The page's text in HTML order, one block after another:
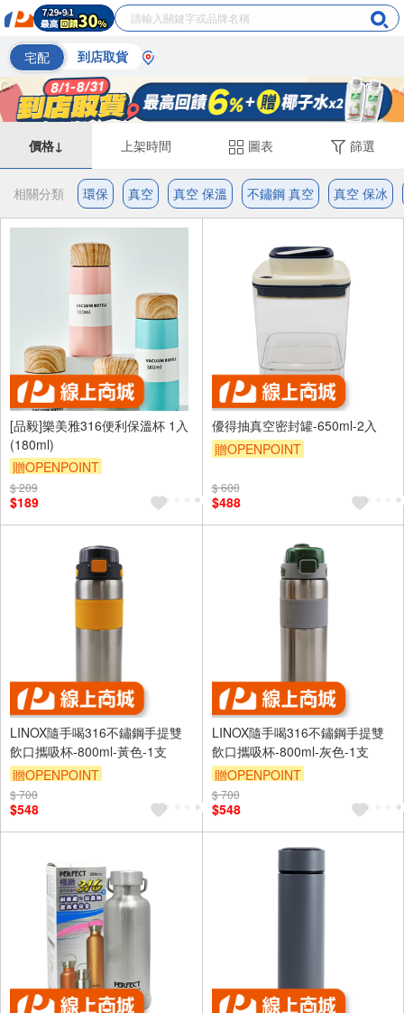
宅配 到店取貨
價格↓ 上架時間 圖表 篩選
相關分類 環保 真空 真空 保溫 不鏽鋼 真空 真空 保冰
[品毅]樂美雅316便利保溫杯 1入
(180ml)
贈OPENPOINT
$ 209
$189
優得抽真空密封罐-650ml-2入
贈OPENPOINT
$ 600
$488
LINOX隨手喝316不鏽鋼手提雙
飲口攜吸杯-800ml-黃色-1支
贈OPENPOINT
$ 700
$548
LINOX隨手喝316不鏽鋼手提雙
飲口攜吸杯-800ml-灰色-1支
贈OPENPOINT
$ 700
$548